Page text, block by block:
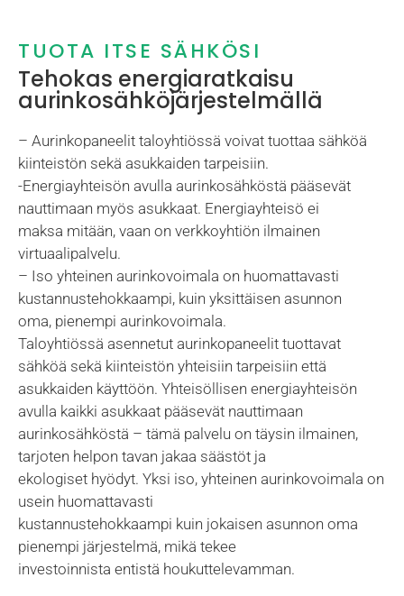
TUOTA ITSE SÄHKÖSI
Tehokas energiaratkaisu
aurinkosähköjärjestelmällä
– Aurinkopaneelit taloyhtiössä voivat tuottaa sähköä
kiinteistön sekä asukkaiden tarpeisiin.
-Energiayhteisön avulla aurinkosähköstä pääsevät
nauttimaan myös asukkaat. Energiayhteisö ei
maksa mitään, vaan on verkkoyhtiön ilmainen
virtuaalipalvelu.
– Iso yhteinen aurinkovoimala on huomattavasti
kustannustehokkaampi, kuin yksittäisen asunnon
oma, pienempi aurinkovoimala.
Taloyhtiössä asennetut aurinkopaneelit tuottavat
sähköä sekä kiinteistön yhteisiin tarpeisiin että
asukkaiden käyttöön. Yhteisöllisen energiayhteisön
avulla kaikki asukkaat pääsevät nauttimaan
aurinkosähköstä – tämä palvelu on täysin ilmainen,
tarjoten helpon tavan jakaa säästöt ja
ekologiset hyödyt. Yksi iso, yhteinen aurinkovoimala on
usein huomattavasti
kustannustehokkaampi kuin jokaisen asunnon oma
pienempi järjestelmä, mikä tekee
investoinnista entistä houkuttelevamman.